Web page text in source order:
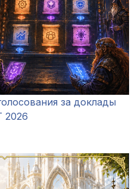
за доклады
2026